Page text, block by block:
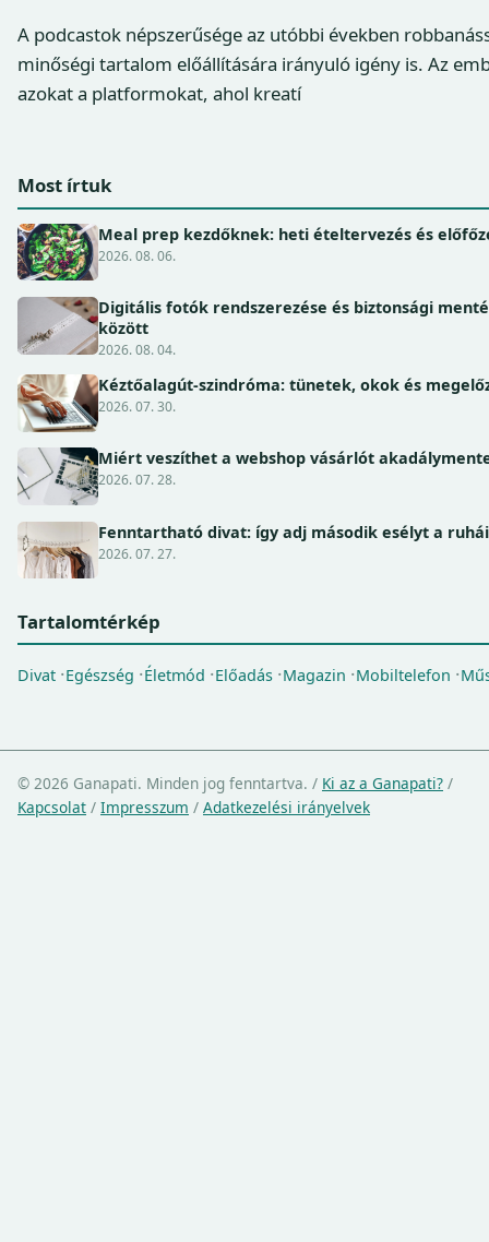
A podcastok népszerűsége az utóbbi években
minőségi tartalom előállítására irányuló igény is. Az
azokat a platformokat, ahol kreatí
Most írtuk
Meal prep kezdőknek: heti ételtervezés és
2026. 08. 06.
Digitális fotók rendszerezése és biztonsági
között
2026. 08. 04.
Kéztőalagút-szindróma: tünetek, okok és
2026. 07. 30.
Miért veszíthet a webshop vásárlót
2026. 07. 28.
Fenntartható divat: így adj második esélyt a
2026. 07. 27.
Tartalomtérkép
Divat Egészség Életmód Előadás Magazin Mobiltelefon
© 2026 Ganapati. Minden jog fenntartva. / Ki az a Ganapati? /
Kapcsolat / Impresszum / Adatkezelési irányelvek